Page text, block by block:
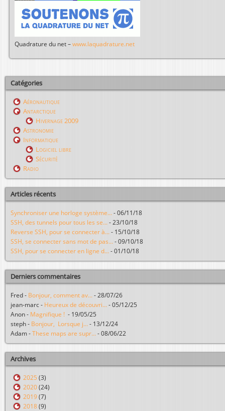
Quadrature du net – www.laquadrature.net
Catégories
Aéronautique
Antarctique
Hivernage 2009
Astronomie
Informatique
Logiciel libre
Sécurité
Radio
Articles récents
Synchroniser une horloge système... - 06/11/18
SSH, des tunnels pour tous les se... - 23/10/18
Reverse SSH, pour se connecter à... - 15/10/18
SSH, se connecter sans mot de pas... - 09/10/18
SSH, pour se connecter en ligne d... - 01/10/18
Derniers commentaires
Fred - Bonjour, comment av... - 28/07/26
jean-marc - Heureux de découvri... - 05/12/25
Anon - Magnifique ! - 19/05/25
steph - Bonjour, Lorsque j... - 13/12/24
Adam - These maps are supr... - 08/06/22
Archives
2025 (3)
2020 (24)
2019 (7)
2018 (9)